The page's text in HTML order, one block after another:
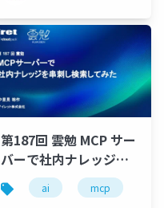
groundinglite エンジニア
第187回 雲勉 MCP サー
バーで社内ナレッジを
串刺し検索してみた
ai mcp